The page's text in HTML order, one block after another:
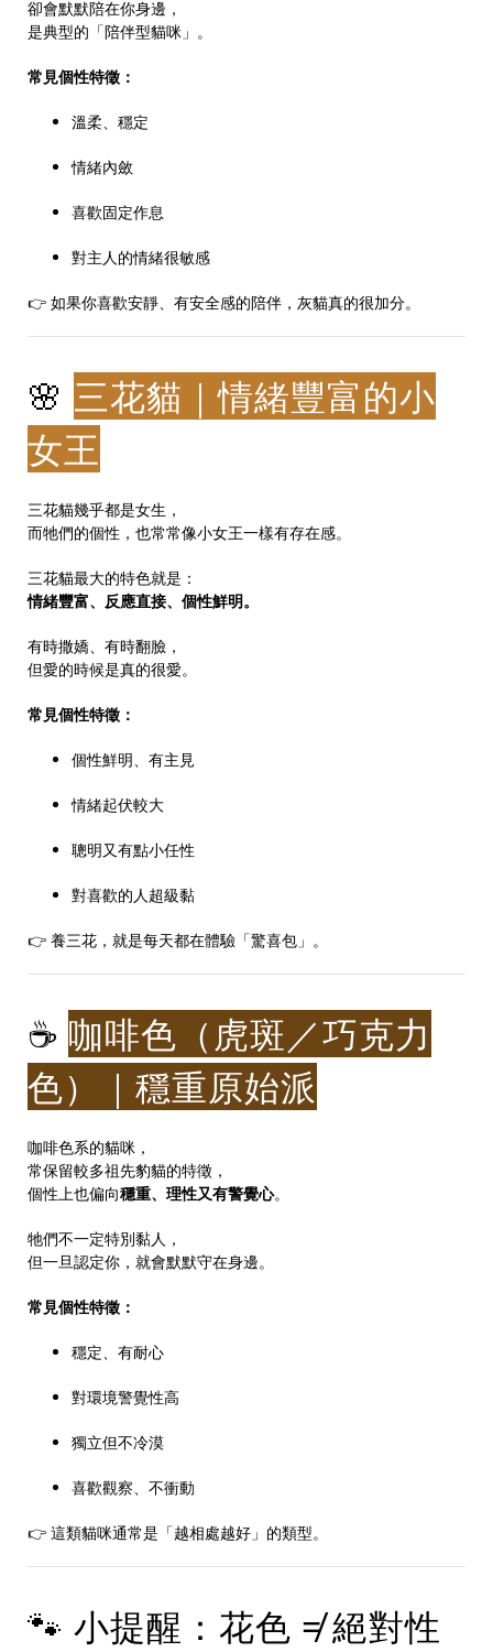
卻會默默陪在你身邊，
是典型的「陪伴型貓咪」。
常見個性特徵：
溫柔、穩定
情緒內斂
喜歡固定作息
對主人的情緒很敏感
👉 如果你喜歡安靜、有安全感的陪伴，灰貓真的很加分。
🌸 三花貓｜情緒豐富的小
女王
三花貓幾乎都是女生，
而牠們的個性，也常常像小女王一樣有存在感。
三花貓最大的特色就是：
情緒豐富、反應直接、個性鮮明。
有時撒嬌、有時翻臉，
但愛的時候是真的很愛。
常見個性特徵：
個性鮮明、有主見
情緒起伏較大
聰明又有點小任性
對喜歡的人超級黏
👉 養三花，就是每天都在體驗「驚喜包」。
☕ 咖啡色（虎斑／巧克力
色）｜穩重原始派
咖啡色系的貓咪，
常保留較多祖先豹貓的特徵，
個性上也偏向穩重、理性又有警覺心。
牠們不一定特別黏人，
但一旦認定你，就會默默守在身邊。
常見個性特徵：
穩定、有耐心
對環境警覺性高
獨立但不冷漠
喜歡觀察、不衝動
👉 這類貓咪通常是「越相處越好」的類型。
🐾 小提醒：花色 ≠ 絕對性